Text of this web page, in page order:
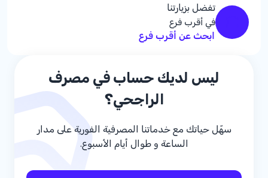
تفضل بزيارتنا
في أقرب فرع
ابحث عن أقرب فرع
ليس لديك حساب في مصرف
الراجحي؟
سهّل حياتك مع خدماتنا المصرفية الفورية على مدار
الساعة و طوال أيام الأسبوع.